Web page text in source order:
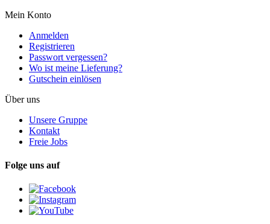
Mein Konto
Anmelden
Registrieren
Passwort vergessen?
Wo ist meine Lieferung?
Gutschein einlösen
Über uns
Unsere Gruppe
Kontakt
Freie Jobs
Folge uns auf